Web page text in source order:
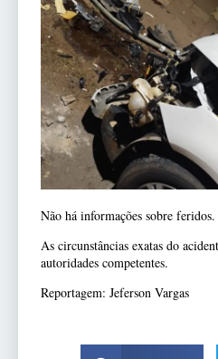
Não há informações sobre feridos.
As circunstâncias exatas do
autoridades competentes.
Reportagem: Jeferson Vargas